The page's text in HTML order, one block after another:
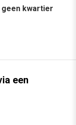
geen kwartier
een